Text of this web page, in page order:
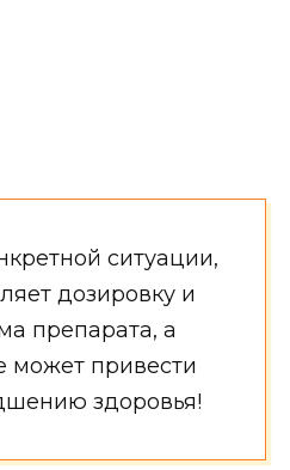
ситуации,
дозировку и
препарата, а
может привести
здоровья!